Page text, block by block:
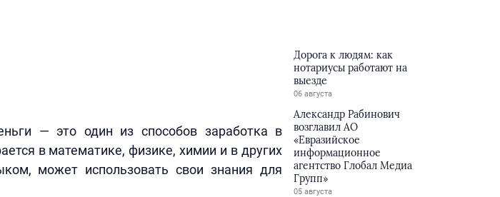
— это один из способов заработка в
в математике, физике, химии и в других
может использовать свои знания для
Дорога к людям: как
нотариусы работают на
выезде
06 августа
Александр Рабинович
возглавил АО
«Евразийское
информационное
агентство Глобал Медиа
Групп»
05 августа